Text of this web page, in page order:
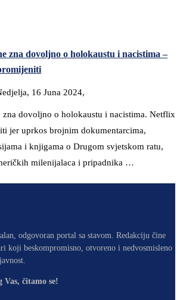
zna dovoljno o holokaustu i nacistima –
16 Juna 2024,
zna dovoljno o holokaustu i nacistima. Netflix
jer uprkos brojnim dokumentarcima,
i knjigama o Drugom svjetskom ratu,
milenijalaca i pripadnika …
odgovoran portal sa stavom. Redakciju čine
koji beskompromisno, otvoreno i nedvosmisleno
Vas, čitamo se!